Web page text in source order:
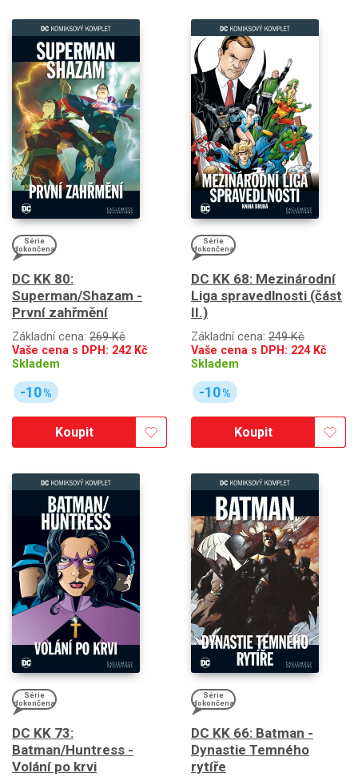
Série
dokončena
DC KK 80:
Superman/Shazam -
První zahřmění
Základní cena: 269 Kč
Vaše cena s DPH: 242 Kč
Skladem
-10%
Koupit
Série
dokončena
DC KK 68: Mezinárodní
Liga spravedlnosti (část
II.)
Základní cena: 249 Kč
Vaše cena s DPH: 224Kč
Skladem
-10%
Koupit
Série
dokončena
DC KK 73:
Batman/Huntress -
Volání po krvi
Série
dokončena
DC KK 66: Batman -
Dynastie Temného
rytíře